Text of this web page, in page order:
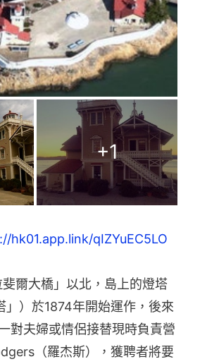
+1
hk01.app.link/qIZYuEC5LO
爾大橋」以北，島上的燈塔
）於1874年開始運作，後來
對夫婦或情侶接替現時負責營
（羅杰斯），獲聘者將要